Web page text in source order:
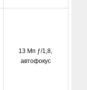
13 Мп ƒ/1,8,
автофокус